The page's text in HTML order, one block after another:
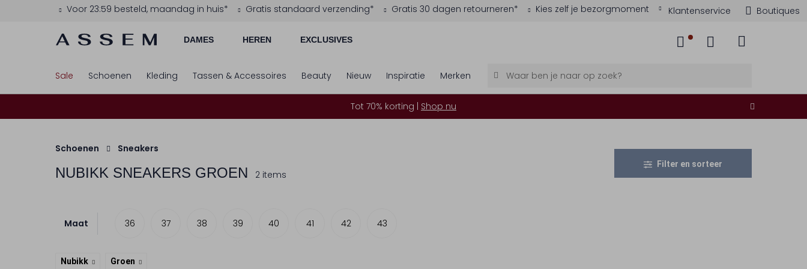
Voor 23:59 besteld, maandag in huis* Gratis standaard verzending* Gratis 30 dagen retourneren* Kies zelf je bezorgmoment Klantenservice Boutiques
DAMES HEREN EXCLUSIVES
Sale Schoenen Kleding Tassen & Accessoires Beauty Nieuw Inspiratie Merken
Tot 70% korting | Shop nu
Schoenen Sneakers
NUBIKK SNEAKERS GROEN 2 items
Filter en sorteer
Maat 36 37 38 39 40 41 42 43
Nubikk Groen